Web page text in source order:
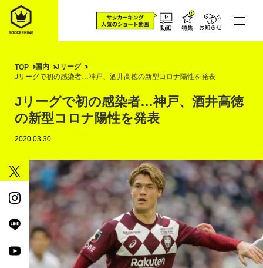
TOP 国内
Jリーグ
Jリーグで初の感染者…神戸、酒井高徳の新型コロナ陽性を発表
Jリーグで初の感染者…神戸、酒井高徳
の新型コロナ陽性を発表
2020.03.30